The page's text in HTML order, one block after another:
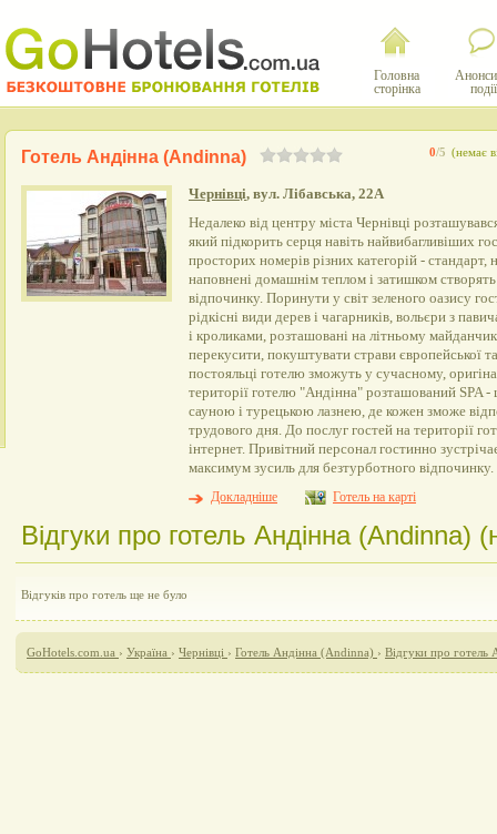
Головна
сторінка
події
0/5 (немає
Готель Андінна (Andinna)
Чернівці, вул. Лібавська, 22А
Недалеко від центру міста Чернівці
який підкорить серця навіть найвибагливіших
просторих номерів різних категорій - стандарт,
наповнені домашнім теплом і затишком
відпочинку. Поринути у світ зеленого оазису
рідкісні види дерев і чагарників, вольєри з
і кроликами, розташовані на літньому
перекусити, покуштувати страви європейської
постояльці готелю зможуть у сучасному,
території готелю "Андінна" розташований SPA
сауною і турецькою лазнею, де кожен зможе
трудового дня. До послуг гостей на території
інтернет. Привітний персонал гостинно
максимум зусиль для безтурботного відпочинку.
Докладніше
Готель на карті
Відгуки про готель Андінна (Andinna)
Відгуків про готель ще не було
GoHotels.com.ua › Україна › Чернівці › Готель Андінна (Andinna) › Відгуки про готель